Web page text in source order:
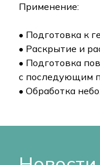
Применение:
• Подготовка к
• Раскрытие и
• Подготовка
с последующим
• Обработка